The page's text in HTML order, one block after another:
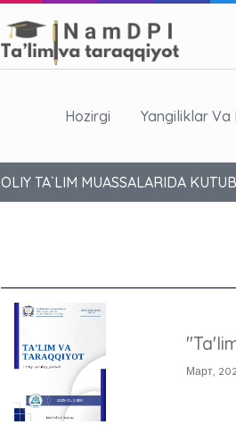
Hozirgi Yangiliklar Va
OLIY TA`LIM MUASSALARIDA
Март,